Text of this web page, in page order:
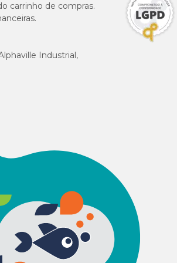
2.800mg/kg
Colina: 340mg, Zinco: 20mg, Ferro: 17,6mg,
carrinho de compras.
Industrial,